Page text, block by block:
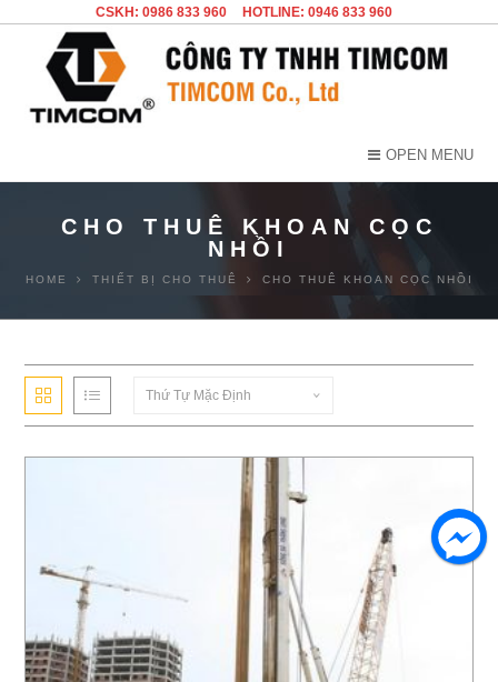
CSKH: 0986 833 960 HOTLINE: 0946 833 960
OPEN MENU
CHO THUÊ KHOAN CỌC
NHỒI
HOME THIẾT BỊ CHO THUÊ CHO THUÊ KHOAN CỌC NHỒI
Thứ Tự Mặc Định